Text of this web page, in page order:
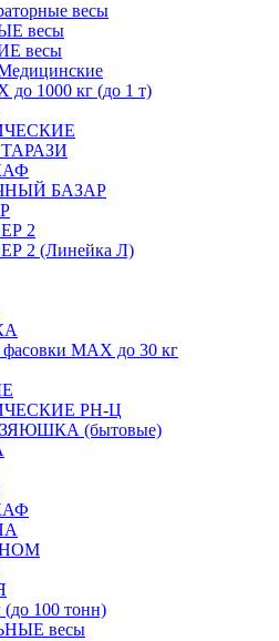
весы
весы
весы
до 1000 кг (до 1 т)
БАЗАР
2
2 (Линейка Л)
MAX до 30 кг
РН-Ц
(бытовые)
100 тонн)
весы